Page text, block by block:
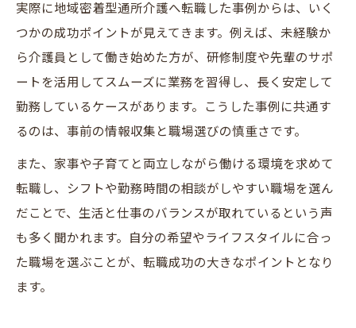
実際に地域密着型通所介護へ転職した事例からは、いく
つかの成功ポイントが見えてきます。例えば、未経験か
ら介護員として働き始めた方が、研修制度や先輩のサポ
ートを活用してスムーズに業務を習得し、長く安定して
勤務しているケースがあります。こうした事例に共通す
るのは、事前の情報収集と職場選びの慎重さです。
また、家事や子育てと両立しながら働ける環境を求めて
転職し、シフトや勤務時間の相談がしやすい職場を選ん
だことで、生活と仕事のバランスが取れているという声
も多く聞かれます。自分の希望やライフスタイルに合っ
た職場を選ぶことが、転職成功の大きなポイントとなり
ます。